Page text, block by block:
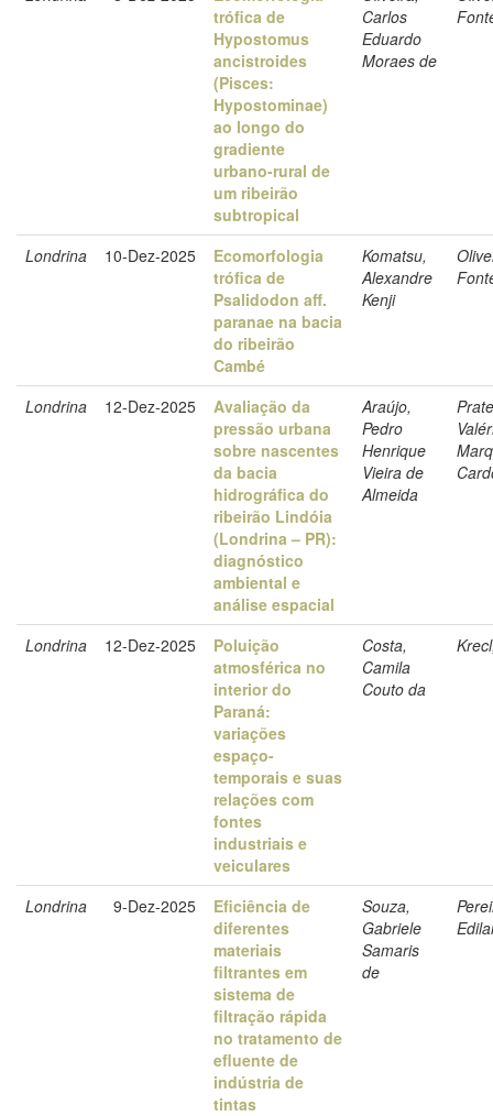
trófica de
Hypostomus
ancistroides
(Pisces:
Hypostominae)
ao longo do
gradiente
urbano-rural de
um ribeirão
subtropical
Carlos
Eduardo
Moraes de
Londrina 10-Dez-2025
Ecomorfologia
trófica de
Psalidodon aff.
paranae na bacia
do ribeirão
Cambé
Komatsu,
Alexandre
Kenji
Londrina 12-Dez-2025
Avaliação da
pressão urbana
sobre nascentes
da bacia
hidrográfica do
ribeirão Lindóia
(Londrina – PR):
diagnóstico
ambiental e
análise espacial
Araújo,
Pedro
Henrique
Vieira de
Almeida
Londrina 12-Dez-2025
Poluição
atmosférica no
interior do
Paraná:
variações
espaço-
temporais e suas
relações com
fontes
industriais e
veiculares
Costa,
Camila
Couto da
Londrina 9-Dez-2025
Eficiência de
diferentes
materiais
filtrantes em
sistema de
filtração rápida
no tratamento de
efluente de
indústria de
tintas
Souza,
Gabriele
Samaris
de